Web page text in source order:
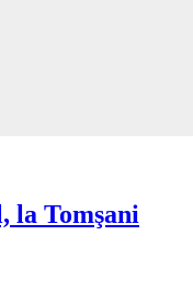
la Tomşani